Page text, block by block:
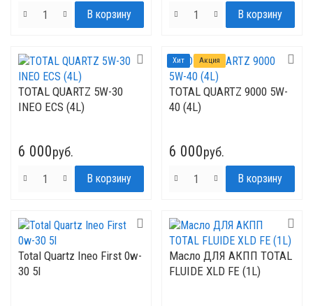
TOTAL QUARTZ 5W-30
INEO ECS (4L)
6 000руб.
Хит Акция
TOTAL QUARTZ 9000 5W-
40 (4L)
6 000руб.
Total Quartz Ineo First 0w-
30 5l
Mасло ДЛЯ АКПП TOTAL
FLUIDE XLD FE (1L)